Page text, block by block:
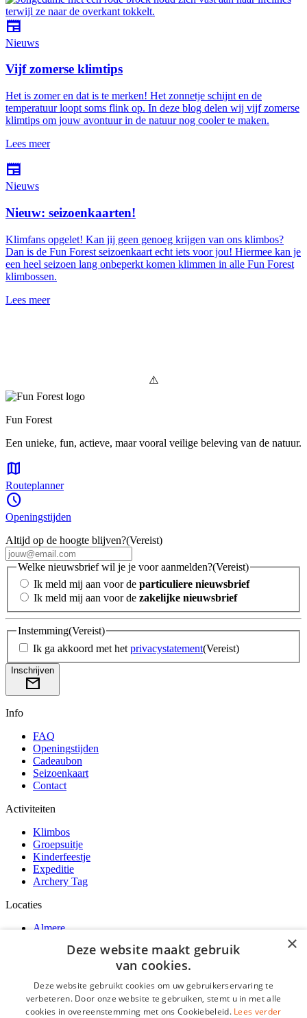
newspaper
Nieuws
Vijf zomerse klimtips
Het is zomer en dat is te merken! Het zonnetje schijnt en de
temperatuur loopt soms flink op. In deze blog delen wij vijf zomerse
klimtips om jouw avontuur in de natuur nog cooler te maken.
Lees meer
newspaper
Nieuws
Nieuw: seizoenkaarten!
Klimfans opgelet! Kan jij geen genoeg krijgen van ons klimbos?
Dan is de Fun Forest seizoenkaart echt iets voor jou! Hiermee kan je
een heel seizoen lang onbeperkt komen klimmen in alle Fun Forest
klimbossen.
Lees meer
Fun Forest
Een unieke, fun, actieve, maar vooral veilige beleving van de natuur.
map
Routeplanner
schedule
Openingstijden
Altijd op de hoogte blijven?(Vereist)
Welke nieuwsbrief wil je je voor aanmelden?(Vereist)
Ik meld mij aan voor de particuliere nieuwsbrief
Ik meld mij aan voor de zakelijke nieuwsbrief
Instemming(Vereist)
Ik ga akkoord met het privacystatement(Vereist)
Inschrijven
mail
Info
FAQ
Openingstijden
Cadeaubon
Seizoenkaart
Contact
Activiteiten
Klimbos
Groepsuitje
Kinderfeestje
Expeditie
Archery Tag
Locaties
Almere
Rotterdam
Fun Forest
Over ons
×
Deze website maakt gebruik
van cookies.
Deze website gebruikt cookies om uw gebruikerservaring te
verbeteren. Door onze website te gebruiken, stemt u in met alle
cookies in overeenstemming met ons Cookiebeleid. Lees verder